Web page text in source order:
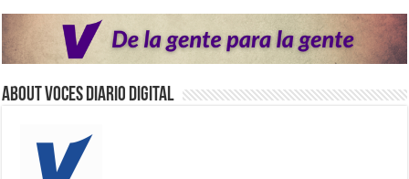
About VOCES Diario digital